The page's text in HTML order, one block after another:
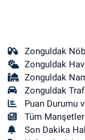
Zonguldak
Zonguldak
Zonguldak
Zonguldak
Puan Durumu
Tüm Manşetler
Son Dakika